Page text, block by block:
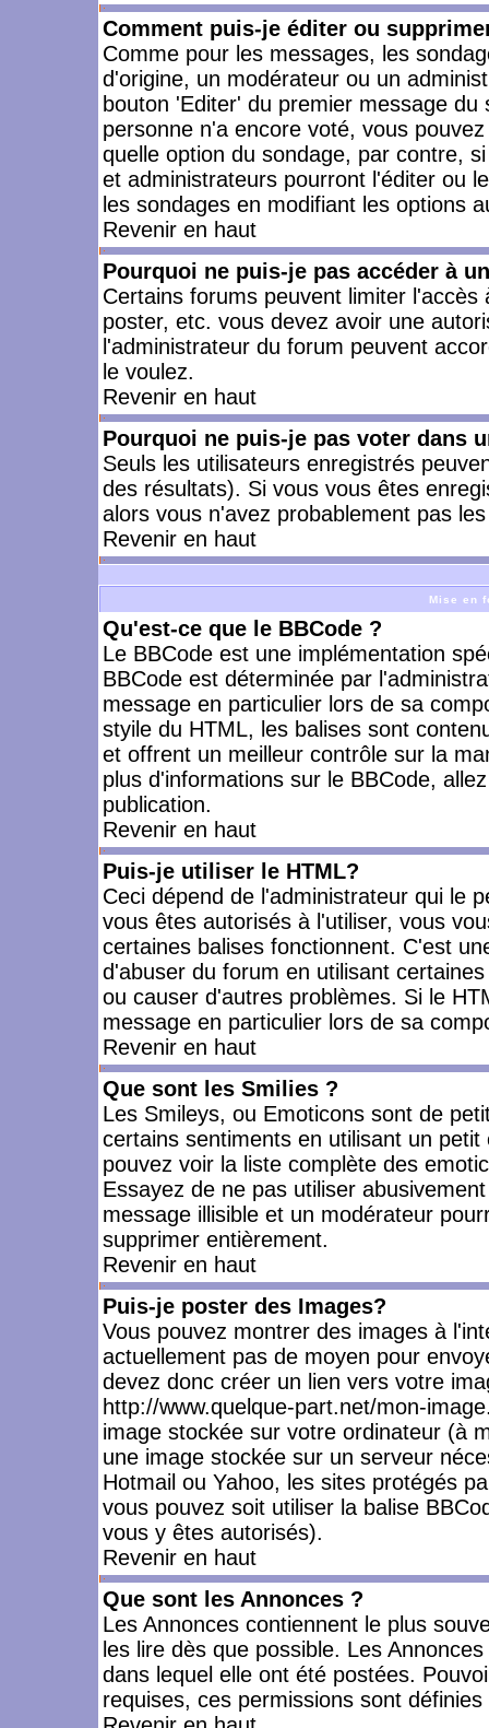
Comment puis-je éditer ou
Comme pour les messages, les
d'origine, un modérateur ou un
bouton 'Editer' du premier message
personne n'a encore voté, vous
quelle option du sondage, par contre,
et administrateurs pourront l'éditer ou
les sondages en modifiant les options
Revenir en haut
Pourquoi ne puis-je pas accéder à
Certains forums peuvent limiter
poster, etc. vous devez avoir une
l'administrateur du forum peuvent
le voulez.
Revenir en haut
Pourquoi ne puis-je pas voter dans
Seuls les utilisateurs enregistrés
des résultats). Si vous vous êtes
alors vous n'avez probablement pas
Revenir en haut
Mise en
Qu'est-ce que le BBCode ?
Le BBCode est une implémentation
BBCode est déterminée par
message en particulier lors de sa
styile du HTML, les balises sont
et offrent un meilleur contrôle sur la
plus d'informations sur le BBCode,
publication.
Revenir en haut
Puis-je utiliser le HTML?
Ceci dépend de l'administrateur qui le
vous êtes autorisés à l'utiliser, vous
certaines balises fonctionnent. C'est
d'abuser du forum en utilisant
ou causer d'autres problèmes. Si le
message en particulier lors de sa
Revenir en haut
Que sont les Smilies ?
Les Smileys, ou Emoticons sont de
certains sentiments en utilisant un
pouvez voir la liste complète des
Essayez de ne pas utiliser
message illisible et un modérateur
supprimer entièrement.
Revenir en haut
Puis-je poster des Images?
Vous pouvez montrer des images à
actuellement pas de moyen pour
devez donc créer un lien vers votre
http://www.quelque-part.net/mon-
image stockée sur votre ordinateur (à
une image stockée sur un serveur
Hotmail ou Yahoo, les sites protégés
vous pouvez soit utiliser la balise
vous y êtes autorisés).
Revenir en haut
Que sont les Annonces ?
Les Annonces contiennent le plus
les lire dès que possible. Les
dans lequel elle ont été postées.
requises, ces permissions sont